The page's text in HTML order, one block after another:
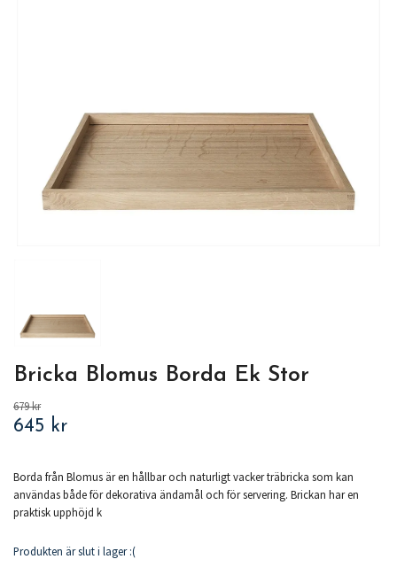
Bricka Blomus Borda Ek Stor
679 kr
645 kr
Borda från Blomus är en hållbar och naturligt vacker träbricka som kan
användas både för dekorativa ändamål och för servering. Brickan har en
praktisk upphöjd k
Produkten är slut i lager :(